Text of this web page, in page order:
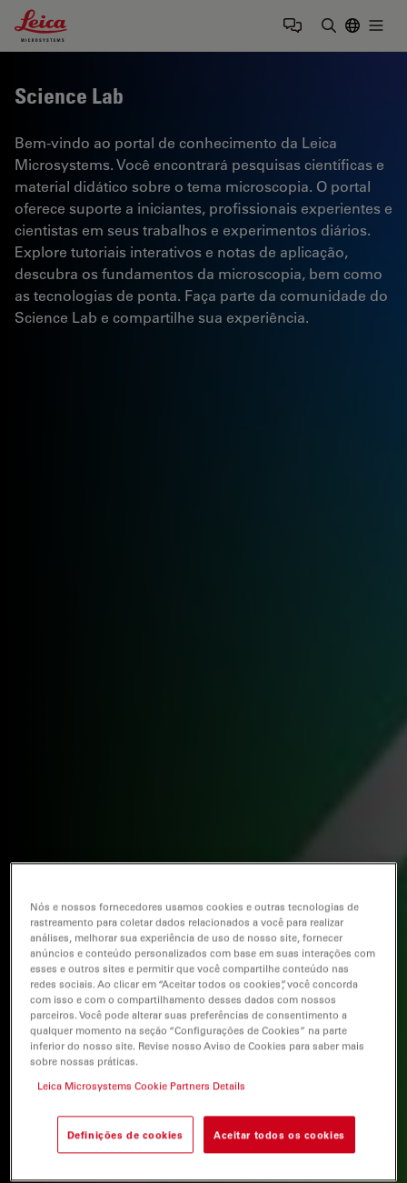
Leica Microsystems Logo
Science Lab
Bem-vindo ao portal de conhecimento da Leica
Microsystems. Você encontrará pesquisas científicas e
material didático sobre o tema microscopia. O portal
oferece suporte a iniciantes, profissionais experientes e
cientistas em seus trabalhos e experimentos diários.
Explore tutoriais interativos e notas de aplicação,
descubra os fundamentos da microscopia, bem como
as tecnologias de ponta. Faça parte da comunidade do
Science Lab e compartilhe sua experiência.
Nós e nossos fornecedores usamos cookies e outras tecnologias de
rastreamento para coletar dados relacionados a você para realizar
análises, melhorar sua experiência de uso de nosso site, fornecer
anúncios e conteúdo personalizados com base em suas interações com
esses e outros sites e permitir que você compartilhe conteúdo nas
redes sociais. Ao clicar em “Aceitar todos os cookies”, você concorda
com isso e com o compartilhamento desses dados com nossos
parceiros. Você pode alterar suas preferências de consentimento a
qualquer momento na seção “Configurações de Cookies” na parte
inferior do nosso site. Revise nosso Aviso de Cookies para saber mais
sobre nossas práticas.
Leica Microsystems Cookie Partners Details
Definições de cookies Aceitar todos os cookies